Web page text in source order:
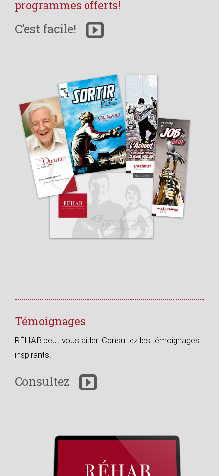
programmes offerts!
C’est facile!
Témoignages
RÉHAB peut vous aider! Consultez les témoignages
inspirants!
Consultez